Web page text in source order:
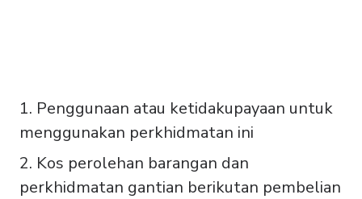
Penggunaan atau ketidakupayaan untuk
menggunakan perkhidmatan ini
Kos perolehan barangan dan
perkhidmatan gantian berikutan pembelian